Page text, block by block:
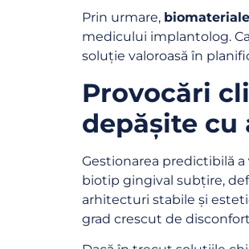
Prin urmare,
medicului implantolog.
soluție valoroasă în
Provocări
depășite
Gestionarea predictibilă a
biotip gingival subțire,
arhitecturi stabile și
grad crescut de